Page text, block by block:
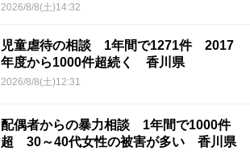
2026/8/8(土)14:32
児童虐待の相談 1年間で1271件 2017
年度から1000件超続く 香川県
2026/8/8(土)12:31
配偶者からの暴力相談 1年間で1000件
超 30～40代女性の被害が多い 香川県